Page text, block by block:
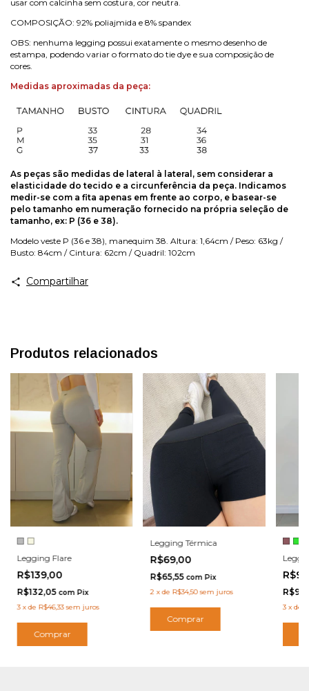
usar com calcinha sem costura, cor neutra.
COMPOSIÇÃO: 92% poliajmida e 8% spandex
OBS: nenhuma legging possui exatamente o mesmo desenho de
estampa, podendo variar o formato do tie dye e sua composição de
cores.
Medidas aproximadas da peça:
As peças são medidas de lateral à lateral, sem considerar a
elasticidade do tecido e a circunferência da peça. Indicamos
medir-se com a fita apenas em frente ao corpo, e basear-se
pelo tamanho em numeração fornecido na própria seleção de
tamanho, ex: P (36 e 38).
Modelo veste P (36 e 38), manequim 38. Altura: 1,64cm / Peso: 63kg /
Busto: 84cm / Cintura: 62cm / Quadril: 102cm
Compartilhar
Produtos relacionados
Legging Flare
R$139,00
R$132,05 com Pix
3 xde R$46,33 sem juros
Comprar
Legging Térmica
R$69,00
R$65,55 com Pix
2 xde R$34,50 sem juros
Comprar
3 x de